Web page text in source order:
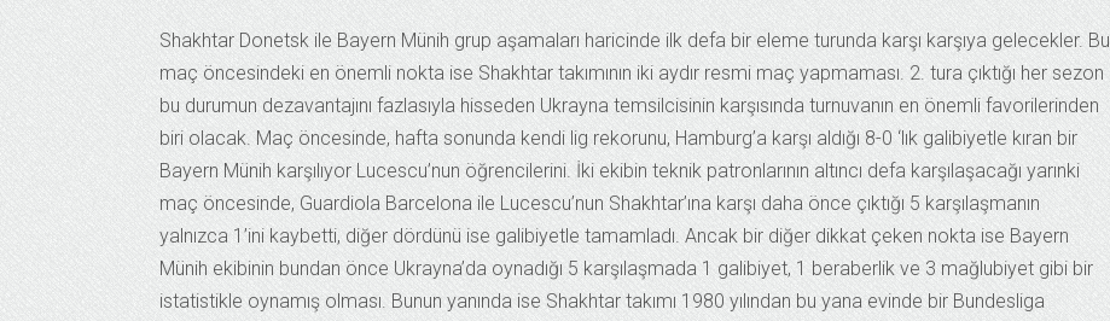
Shakhtar Donetsk ile Bayern Münih grup aşamaları haricinde ilk defa bir eleme turunda karşı karşıya gelecekler. Bu
maç öncesindeki en önemli nokta ise Shakhtar takımının iki aydır resmi maç yapmaması. 2. tura çıktığı her sezon
bu durumun dezavantajını fazlasıyla hisseden Ukrayna temsilcisinin karşısında turnuvanın en önemli favorilerinden
biri olacak. Maç öncesinde, hafta sonunda kendi lig rekorunu, Hamburg’a karşı aldığı 8-0 ‘lık galibiyetle kıran bir
Bayern Münih karşılıyor Lucescu’nun öğrencilerini. İki ekibin teknik patronlarının altıncı defa karşılaşacağı yarınki
maç öncesinde, Guardiola Barcelona ile Lucescu’nun Shakhtar’ına karşı daha önce çıktığı 5 karşılaşmanın
yalnızca 1’ini kaybetti, diğer dördünü ise galibiyetle tamamladı. Ancak bir diğer dikkat çeken nokta ise Bayern
Münih ekibinin bundan önce Ukrayna’da oynadığı 5 karşılaşmada 1 galibiyet, 1 beraberlik ve 3 mağlubiyet gibi bir
istatistikle oynamış olması. Bunun yanında ise Shakhtar takımı 1980 yılından bu yana evinde bir Bundesliga